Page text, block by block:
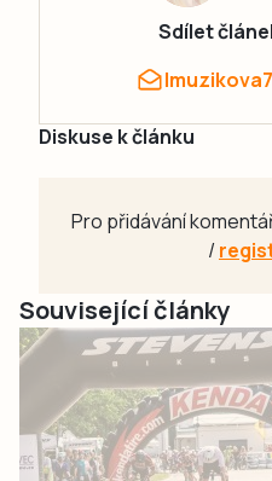
Sdílet
Diskuse k článku
Pro přidávání
/
Související články